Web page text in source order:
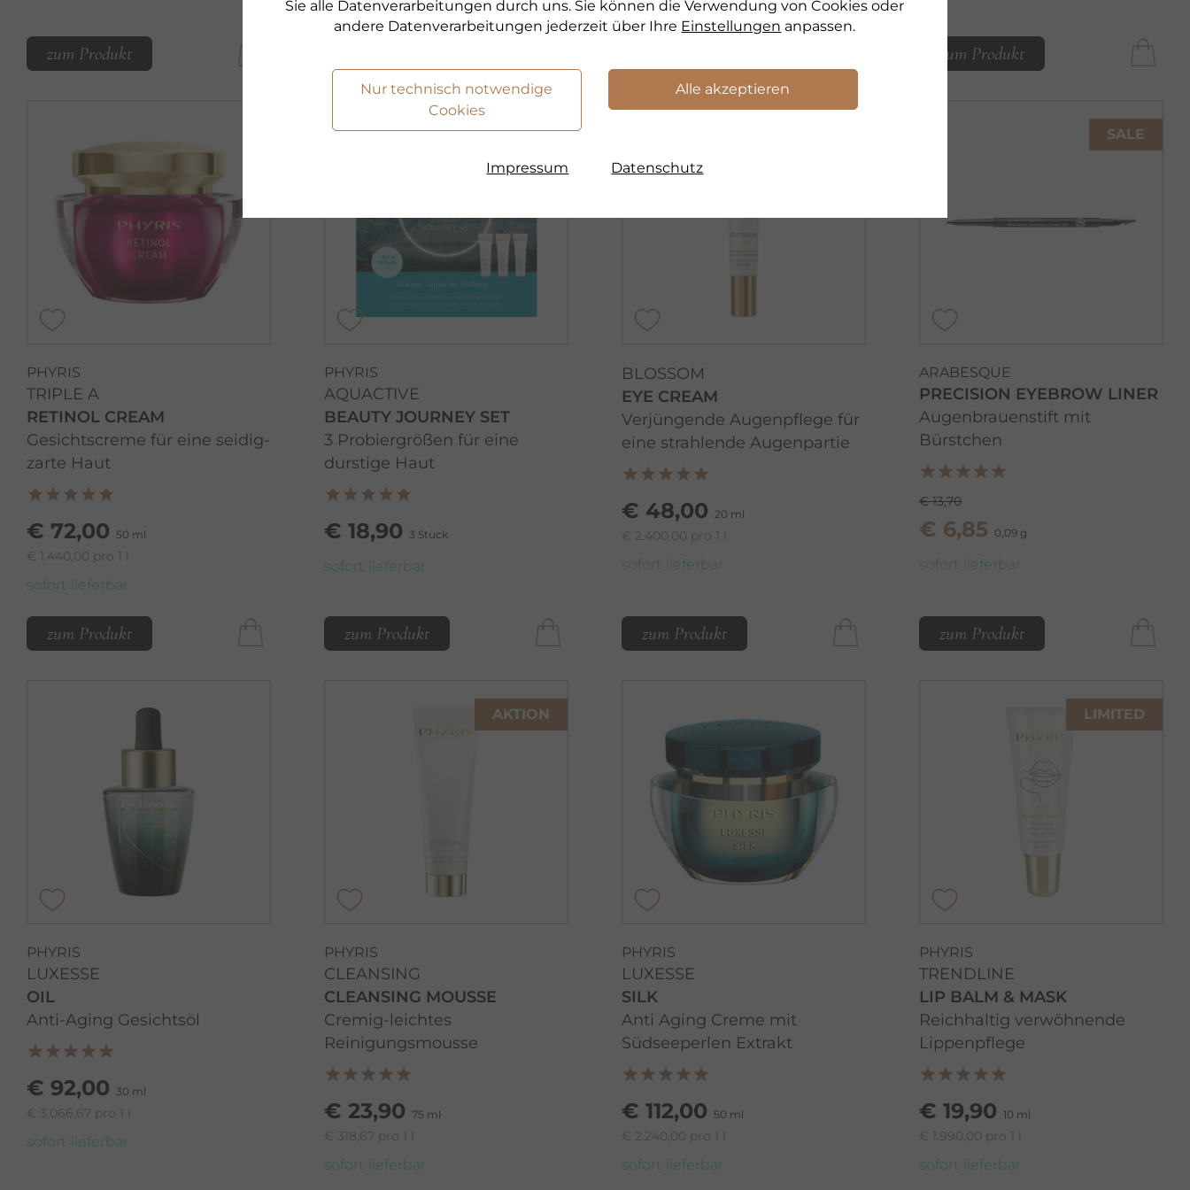
Sie alle Datenverarbeitungen durch uns. Sie können die Verwendung von Cookies oder
andere Datenverarbeitungen jederzeit über Ihre Einstellungen anpassen.
Nur technisch notwendige
Cookies
Alle akzeptieren
Impressum Datenschutz
zum Produkt
sofort lieferbar
zum Produkt
PHYRIS
TRIPLE A
RETINOL CREAM
Gesichtscreme für eine seidig-
zarte Haut
€ 72,00 50 ml
€ 1.440,00 pro 1 l
sofort lieferbar
zum Produkt
LIMITED
PHYRIS
AQUACTIVE
BEAUTY JOURNEY SET
3 Probiergrößen für eine
durstige Haut
€ 18,90 3 Stück
sofort lieferbar
zum Produkt
BLOSSOM
EYE CREAM
Verjüngende Augenpflege für
eine strahlende Augenpartie
€ 48,00 20 ml
€ 2.400,00 pro 1 l
sofort lieferbar
zum Produkt
SALE
ARABESQUE
PRECISION EYEBROW LINER
Augenbrauenstift mit
Bürstchen
€ 13,70
€ 6,85 0,09 g
sofort lieferbar
zum Produkt
PHYRIS
LUXESSE
OIL
Anti-Aging Gesichtsöl
€ 92,00 30 ml
€ 3.066,67 pro 1 l
sofort lieferbar
AKTION
PHYRIS
CLEANSING
CLEANSING MOUSSE
Cremig-leichtes
Reinigungsmousse
€ 23,90 75 ml
€ 318,67 pro 1 l
sofort lieferbar
PHYRIS
LUXESSE
SILK
Anti Aging Creme mit
Südseeperlen Extrakt
€ 112,00 50 ml
€ 2.240,00 pro 1 l
sofort lieferbar
LIMITED
PHYRIS
TRENDLINE
LIP BALM & MASK
Reichhaltig verwöhnende
Lippenpflege
€ 19,90 10 ml
€ 1.990,00 pro 1 l
sofort lieferbar